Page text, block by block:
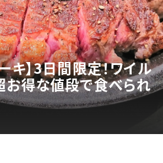
キ】3日間限定！ワイル
お得な値段で食べられ